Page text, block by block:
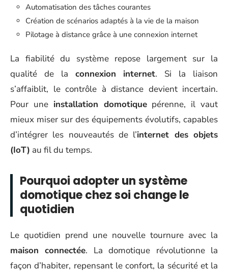
Automatisation des tâches courantes
Création de scénarios adaptés à la vie de la maison
Pilotage à distance grâce à une connexion internet
La fiabilité du système repose largement sur la
qualité de la connexion internet. Si la liaison
s’affaiblit, le contrôle à distance devient incertain.
Pour une installation domotiquepérenne, il vaut
mieux miser sur des équipements évolutifs, capables
d’intégrer les nouveautés de l’internet des objets
(IoT) au fil du temps.
Pourquoi adopter un système
domotique chez soi change le
quotidien
Le quotidien prend une nouvelle tournure avec la
maison connectée. La domotique révolutionne la
façon d’habiter, repensant le confort, la sécurité et la